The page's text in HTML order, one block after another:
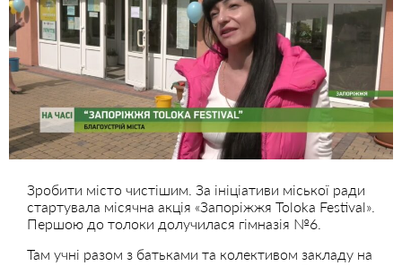
Зробити місто чистішим. За ініціативи міської ради
стартувала місячна акція «Запоріжжя Toloka Festival».
Першою до толоки долучилася гімназія №6.
Там учні разом з батьками та колективом закладу на